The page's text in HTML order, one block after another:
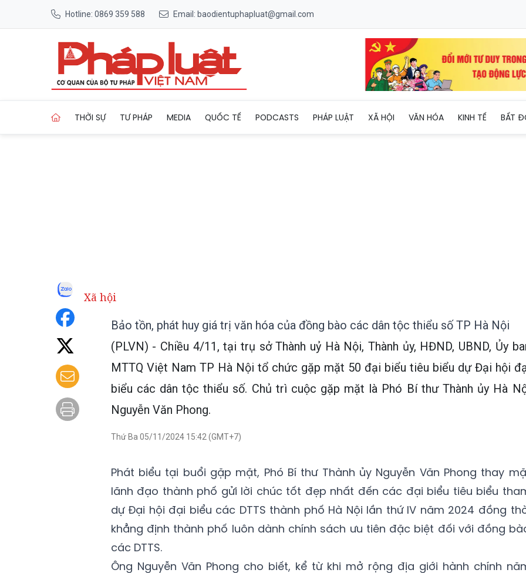
Hotline: 0869 359 588 Email: baodientuphapluat@gmail.com
THỜI SỰ TƯ PHÁP MEDIA QUỐC TẾ PODCASTS PHÁP LUẬT XÃ HỘI VĂN HÓA KINH TẾ BẤT
Xã hội
Bảo tồn, phát huy giá trị văn hóa của đồng bào các dân tộc thiểu số TP Hà Nội
(PLVN) - Chiều 4/11, tại trụ sở Thành uỷ Hà Nội, Thành ủy, HĐND, UBND, Ủy
MTTQ Việt Nam TP Hà Nội tổ chức gặp mặt 50 đại biểu tiêu biểu dự Đại hội
biểu các dân tộc thiểu số. Chủ trì cuộc gặp mặt là Phó Bí thư Thành ủy Hà
Nguyễn Văn Phong.
Thứ Ba 05/11/2024 15:42 (GMT+7)
Phát biểu tại buổi gặp mặt, Phó Bí thư Thành ủy Nguyễn Văn Phong thay
lãnh đạo thành phố gửi lời chúc tốt đẹp nhất đến các đại biểu tiêu biểu
dự Đại hội đại biểu các DTTS thành phố Hà Nội lần thứ IV năm 2024 đồng
khẳng định thành phố luôn dành chính sách ưu tiên đặc biệt đối với đồng
các DTTS.
Ông Nguyễn Văn Phong cho biết, kể từ khi mở rộng địa giới hành chính